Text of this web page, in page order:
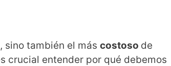
sino también el más costoso de
crucial entender por qué debemos